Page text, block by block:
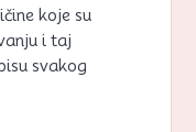
koje su
i taj
svakog